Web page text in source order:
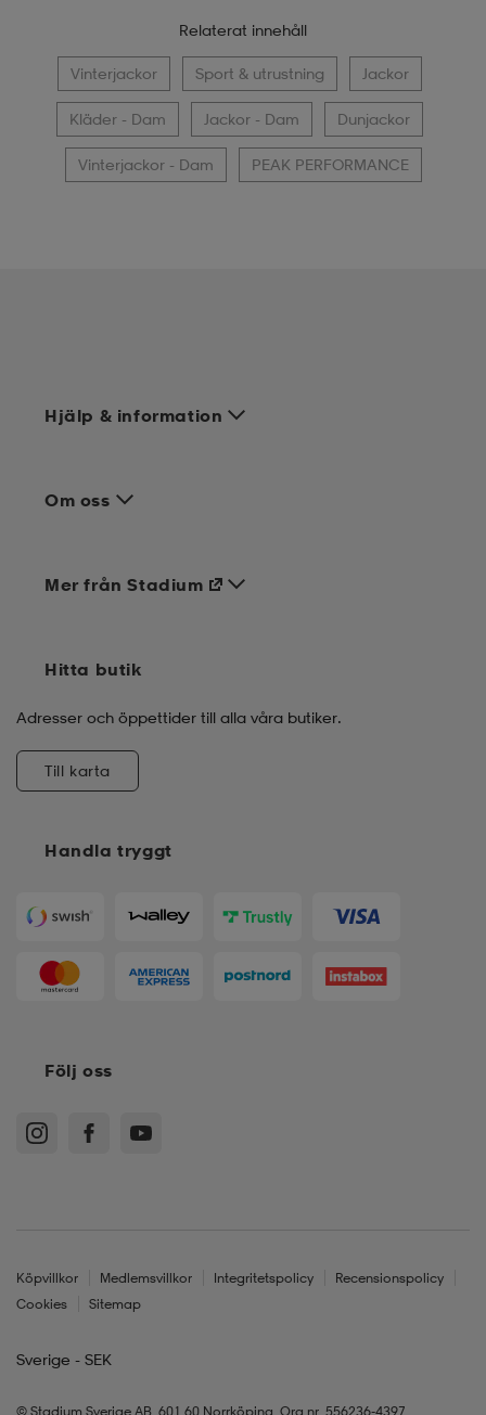
Relaterat innehåll
Vinterjackor Sport & utrustning Jackor
Kläder - Dam Jackor - Dam Dunjackor
Vinterjackor - Dam PEAK PERFORMANCE
Hjälp & information
Om oss
Handla tryggt
Mer från Stadium
Hitta butik
Adresser och öppettider till alla våra butiker.
Till karta
Följ oss
Köpvillkor Medlemsvillkor Integritetspolicy
Recensionspolicy
Cookies
Sitemap
Sverige - SEK
© Stadium Sverige AB, 601 60 Norrköping. Org.nr. 556236-4397